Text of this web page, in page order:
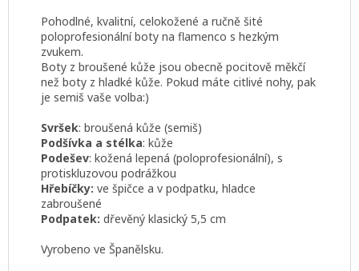
Pohodlné, kvalitní, celokožené a ručně šité
poloprofesionální boty na flamenco s hezkým
zvukem.
Boty z broušené kůže jsou obecně pocitově měkčí
než boty z hladké kůže. Pokud máte citlivé nohy, pak
je semiš vaše volba:)
Svršek: broušená kůže (semiš)
Podšívka a stélka: kůže
Podešev: kožená lepená (poloprofesionální), s
protiskluzovou podrážkou
Hřebíčky: ve špičce a v podpatku, hladce
zabroušené
Podpatek: dřevěný klasický 5,5 cm
Vyrobeno ve Španělsku.